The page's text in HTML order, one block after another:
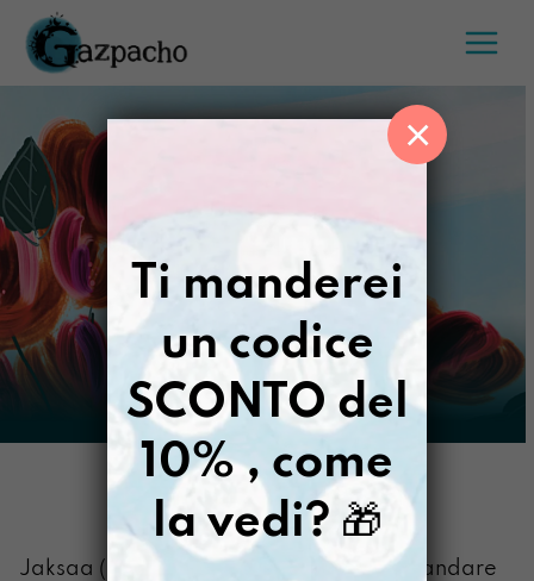
Salta
contenuto
JAKSAA
Jaksaa (Finlandia): ”trovare la forza di andare
Ti manderei
un codice
SCONTO del
10% , come
la vedi? 🎁
×